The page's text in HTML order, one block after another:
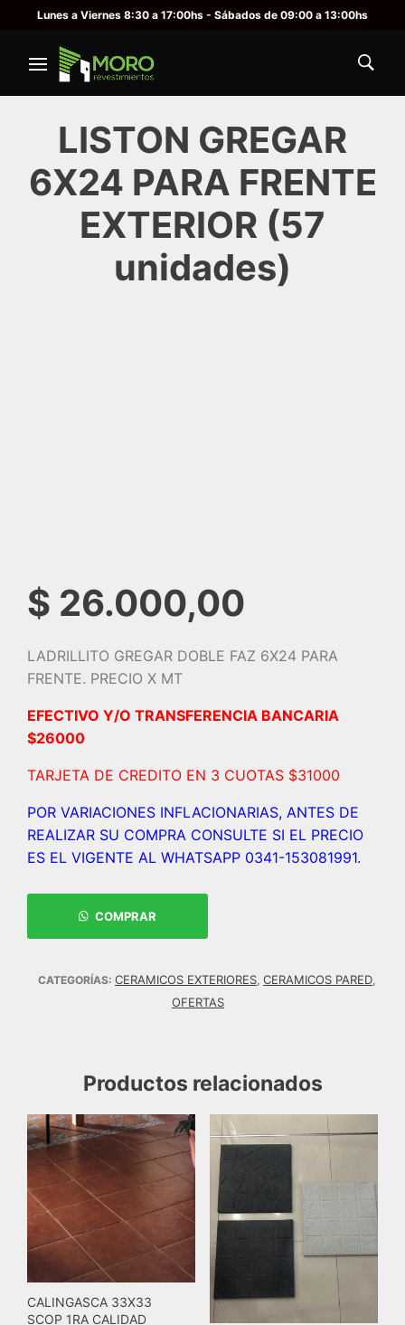
Lunes a Viernes 8:30 a 17:00hs - Sábados de 09:00 a 13:00hs
LISTON GREGAR
6X24 PARA FRENTE
EXTERIOR (57
unidades)
$ 26.000,00
LADRILLITO GREGAR DOBLE FAZ 6X24 PARA
FRENTE. PRECIO X MT
EFECTIVO Y/O TRANSFERENCIA BANCARIA
$26000
TARJETA DE CREDITO EN 3 CUOTAS $31000
POR VARIACIONES INFLACIONARIAS, ANTES DE
REALIZAR SU COMPRA CONSULTE SI EL PRECIO
ES EL VIGENTE AL WHATSAPP 0341-153081991.
COMPRAR
CATEGORÍAS: CERAMICOS EXTERIORES CERAMICOS PARED
OFERTAS
Productos relacionados
CALINGASCA 33X33
SCOP 1RA CALIDAD